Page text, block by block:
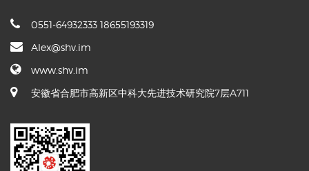
0551-64932333 18655193319
Alex@shv.im
www.shv.im
安徽省合肥市高新区中科大先进技术研究院7层A711